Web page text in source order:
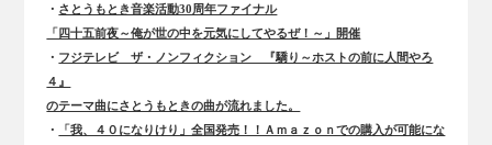
・ さとうもとき音楽活動30周年ファイナル
「四十五前夜～俺が世の中を元気にしてやるぜ！～」開催
・ フジテレビ ザ・ノンフィクション 『驕り～ホストの前に人間やろ
４』
のテーマ曲にさとうもときの曲が流れました。
・
「我、４０になりけり」全国発売！！Ａｍａｚｏｎでの購入が可能にな